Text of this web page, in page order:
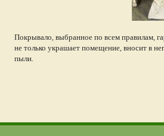
Покрывало, выбранное по всем правилам,
не только украшает помещение, вносит в
пыли.